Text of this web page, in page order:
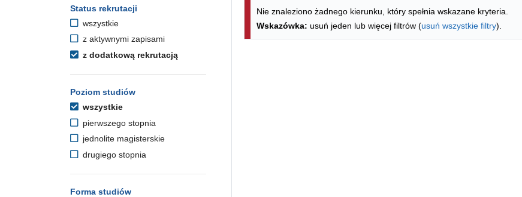
Status rekrutacji
wszystkie
z aktywnymi zapisami
z dodatkową rekrutacją
Poziom studiów
wszystkie
pierwszego stopnia
jednolite magisterskie
drugiego stopnia
Forma studiów
Nie znaleziono żadnego kierunku, który spełnia wskazane kryteria.
Wskazówka: usuń jeden lub więcej filtrów (usuń wszystkie filtry).